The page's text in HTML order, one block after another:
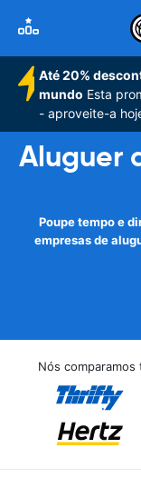
Até 20%
mundo Esta
- aproveite-a
Aluguer
Poupe tempo e
empresas de
Nós